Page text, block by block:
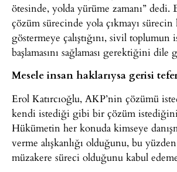
ötesinde, yolda yürüme zamanı” dedi.
çözüm sürecinde yola çıkmayı
göstermeye çalıştığını, sivil toplumun
başlamasını sağlaması gerektiğini dile
Mesele insan haklarıysa gerisi
Erol Katırcıoğlu, AKP’nin çözümü
kendi istediği gibi bir çözüm
Hükümetin her konuda kimseye
verme alışkanlığı olduğunu, bu
müzakere süreci olduğunu kabul